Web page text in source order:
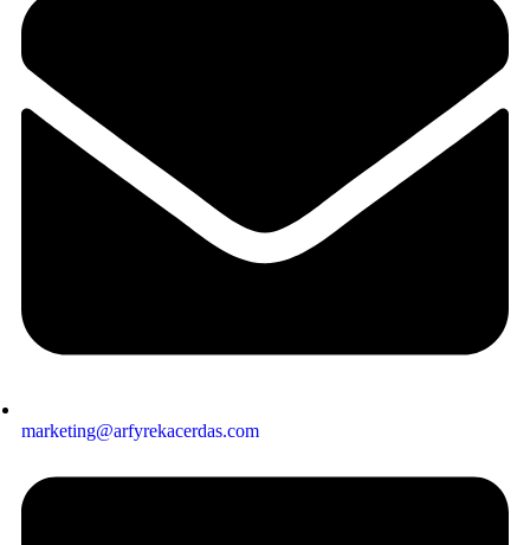
marketing@arfyrekacerdas.com